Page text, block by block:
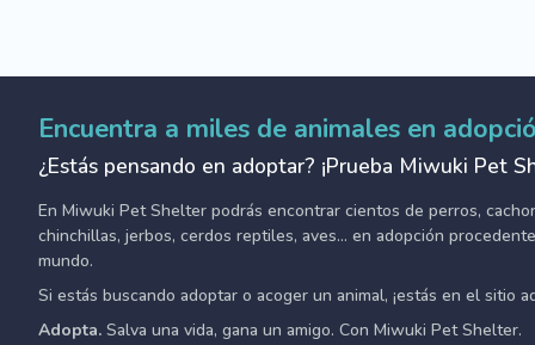
Encuentra a miles de animales en
¿Estás pensando en adoptar? ¡Prueba Miwuki Pet
En Miwuki Pet Shelter podrás encontrar cientos de perros,
chinchillas, jerbos, cerdos reptiles, aves... en adopción
mundo.
Si estás buscando adoptar o acoger un animal, ¡estás en el sitio
Adopta. Salva una vida, gana un amigo. Con Miwuki Pet Shelter.